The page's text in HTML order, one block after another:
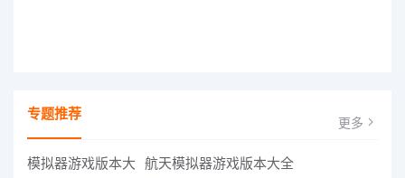
专题推荐 更多
航天模拟器游戏版本大全